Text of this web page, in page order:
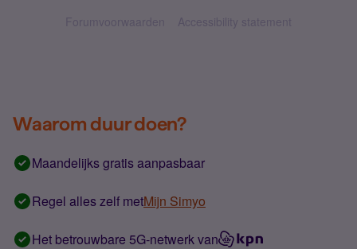
Forumvoorwaarden Accessibility statement
Waarom duur doen?
Maandelijks gratis aanpasbaar
Regel alles zelf metMijn Simyo
Het betrouwbare 5G-netwerk van